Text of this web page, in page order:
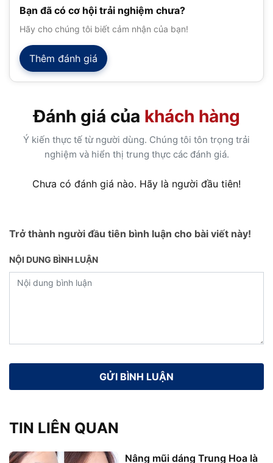
Bạn đã có cơ hội trải nghiệm chưa?
Hãy cho chúng tôi biết cảm nhận của bạn!
Thêm đánh giá
Đánh giá của khách hàng
Ý kiến thực tế từ người dùng. Chúng tôi tôn trọng trải
nghiệm và hiển thị trung thực các đánh giá.
Chưa có đánh giá nào. Hãy là người đầu tiên!
Trở thành người đầu tiên bình luận cho bài viết này!
NỘI DUNG BÌNH LUẬN
TIN LIÊN QUAN
Nâng mũi dáng Trung Hoa là